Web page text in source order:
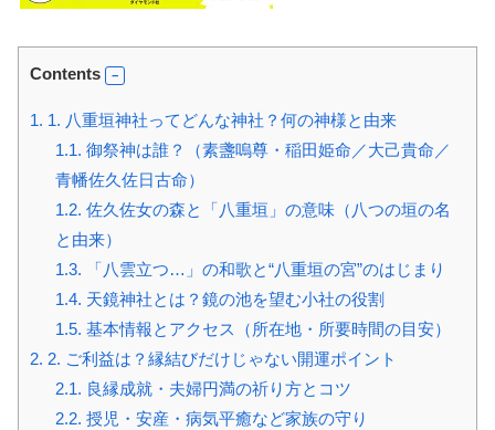
Contents
1. 1. 八重垣神社ってどんな神社？何の神様と由来
1.1. 御祭神は誰？（素盞嗚尊・稲田姫命／大己貴命／
青幡佐久佐日古命）
1.2. 佐久佐女の森と「八重垣」の意味（八つの垣の名
と由来）
1.3. 「八雲立つ…」の和歌と“八重垣の宮”のはじまり
1.4. 天鏡神社とは？鏡の池を望む小社の役割
1.5. 基本情報とアクセス（所在地・所要時間の目安）
2. 2. ご利益は？縁結びだけじゃない開運ポイント
2.1. 良縁成就・夫婦円満の祈り方とコツ
2.2. 授児・安産・病気平癒など家族の守り